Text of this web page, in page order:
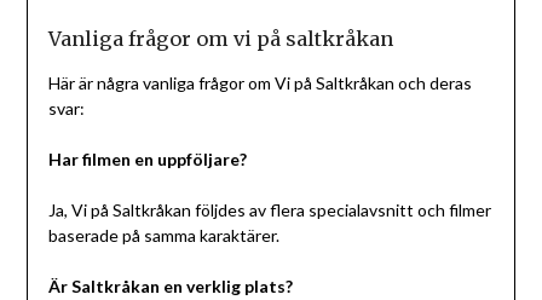
Vanliga frågor om vi på saltkråkan
Här är några vanliga frågor om Vi på Saltkråkan och deras
svar:
Har filmen en uppföljare?
Ja, Vi på Saltkråkan följdes av flera specialavsnitt och filmer
baserade på samma karaktärer.
Är Saltkråkan en verklig plats?